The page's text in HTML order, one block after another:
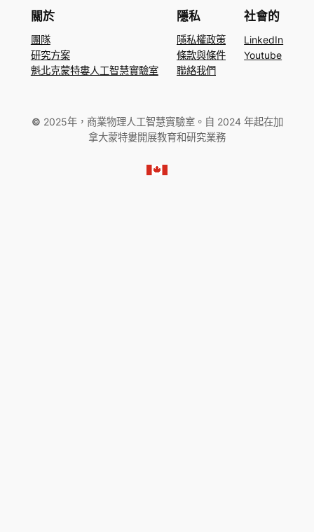
關於
團隊
研究方案
魁北克蒙特婁人工智慧實驗室
隱私
隱私權政策
條款與條件
聯絡我們
社會的
LinkedIn
Youtube
© 2025年，商業物理人工智慧實驗室。自 2024 年起在加
拿大蒙特婁開展教育和研究業務